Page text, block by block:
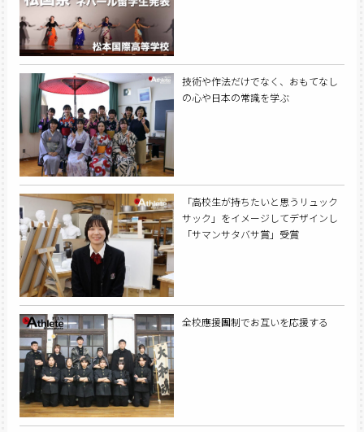
技術や作法だけでなく、おもてなし
の心や日本の常識を学ぶ
「高校生が持ちたいと思うリュック
サック」をイメージしてデザインし
「サマンサタバサ賞」受賞
全校應援團制でお互いを応援する